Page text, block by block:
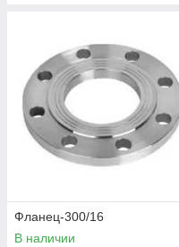
Фланец-300/16
В наличии